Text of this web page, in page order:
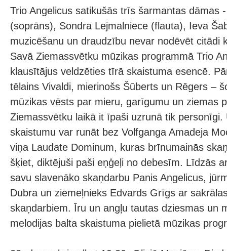
Trio Angelicus satikušās trīs šarmantas dāmas
(soprāns), Sondra Lejmalniece (flauta), Ieva
muzicēšanu un draudzību nevar nodēvēt citādi
Savā Ziemassvētku mūzikas programmā Trio
klausītājus veldzēties tīrā skaistuma esencē.
tēlains Vivaldi, mierinošs Šūberts un Rēgers –
mūzikas vēsts par mieru, garīgumu un ziemas
Ziemassvētku laikā it īpaši uzrunā tik personīgi.
skaistumu var runāt bez Volfganga Amadeja
viņa Laudate Dominum, kuras brīnumainās
šķiet, diktējuši paši eņģeļi no debesīm. Līdzās
savu slavenāko skaņdarbu Panis Angelicus,
Dubra un ziemeļnieks Edvards Grīgs ar
skaņdarbiem. Īru un angļu tautas dziesmas un
melodijas balta skaistuma pielietā mūzikas